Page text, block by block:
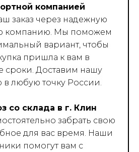
компанией
заказ через надежную
компанию. Мы поможем
вариант, чтобы
пришла к вам в
сроки. Доставим нашу
любую точку России.
со склада в г. Клин
забрать свою
для вас время. Наши
помогут вам с